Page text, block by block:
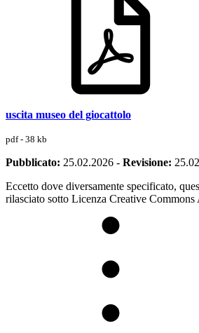
uscita museo del giocattolo
pdf - 38 kb
Pubblicato: 25.02.2026 - Revisione:
Eccetto dove diversamente specificato,
rilasciato sotto Licenza Creative